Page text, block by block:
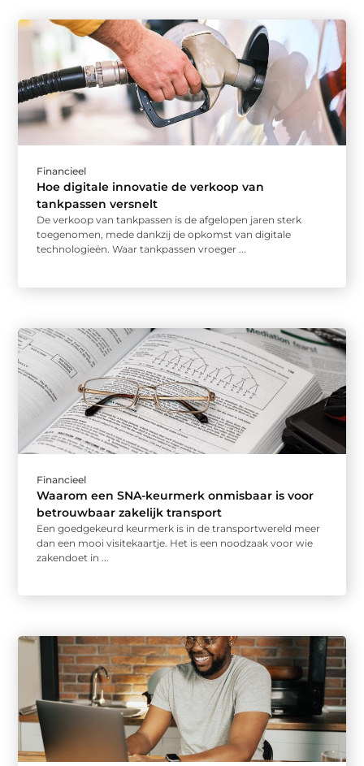
Financieel
Hoe digitale innovatie de verkoop van
tankpassen versnelt
De verkoop van tankpassen is de afgelopen jaren sterk
toegenomen, mede dankzij de opkomst van digitale
technologieën. Waar tankpassen vroeger ...
Financieel
Waarom een SNA-keurmerk onmisbaar is voor
betrouwbaar zakelijk transport
Een goedgekeurd keurmerk is in de transportwereld meer
dan een mooi visitekaartje. Het is een noodzaak voor wie
zakendoet in ...